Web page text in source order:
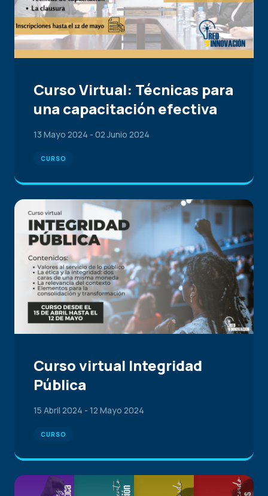
Curso Virtual: Técnicas para
una capacitación efectiva
13 Mayo 2024 - 02 Junio 2024
CURSO
Curso virtual Integridad
Pública
15 Abril 2024 - 12 Mayo 2024
CURSO